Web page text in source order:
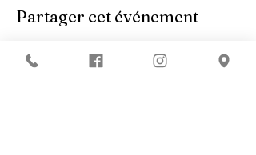
Partager cet événement